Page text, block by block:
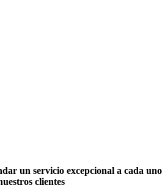
un servicio excepcional a cada uno
clientes